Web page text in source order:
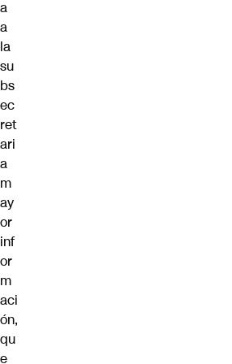
a
a
la
su
bs
ec
ret
ari
a
m
ay
or
inf
or
m
aci
ón,
qu
e